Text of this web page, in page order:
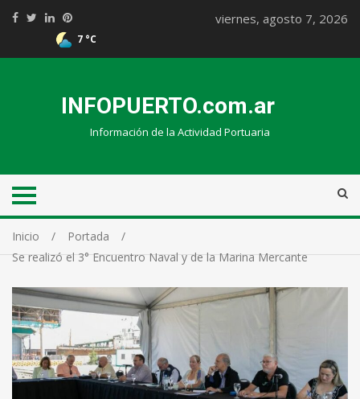
7 °C
viernes, agosto 7, 2026
INFOPUERTO.com.ar
Información de la Actividad Portuaria
Inicio
Portada
Se realizó el 3° Encuentro Naval y de la Marina Mercante